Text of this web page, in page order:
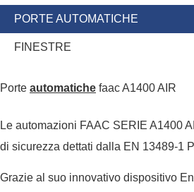
PORTE AUTOMATICHE
FINESTRE
Porte automatiche faac A1400 AIR
Le automazioni FAAC SERIE A1400
di sicurezza dettati dalla EN 13489-1
Grazie al suo innovativo dispositivo